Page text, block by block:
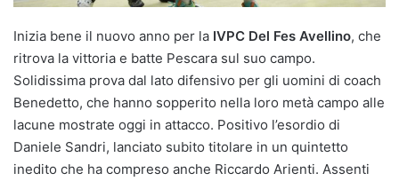
Inizia bene il nuovo anno per la IVPC Del Fes Avellino, che
ritrova la vittoria e batte Pescara sul suo campo.
Solidissima prova dal lato difensivo per gli uomini di coach
Benedetto, che hanno sopperito nella loro metà campo alle
lacune mostrate oggi in attacco. Positivo l’esordio di
Daniele Sandri, lanciato subito titolare in un quintetto
inedito che ha compreso anche Riccardo Arienti. Assenti